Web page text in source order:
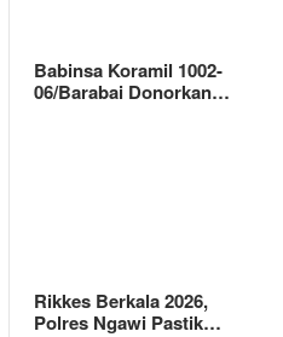
Babinsa Koramil 1002-
06/Barabai Donorkan…
Rikkes Berkala 2026,
Polres Ngawi Pastik…